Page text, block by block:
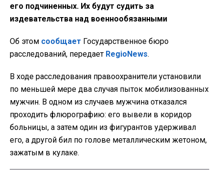
его подчиненных. Их будут судить за
издевательства над военнообязанными
Об этом сообщает Государственное бюро
расследований, передает RegioNews.
В ходе расследования правоохранители установили
по меньшей мере два случая пыток мобилизованных
мужчин. В одном из случаев мужчина отказался
проходить флюрографию: его вывели в коридор
больницы, а затем один из фигурантов удерживал
его, а другой бил по голове металлическим жетоном,
зажатым в кулаке.